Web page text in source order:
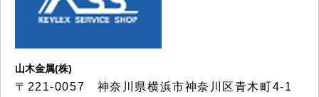
山木金属(株)
〒221-0057 神奈川県横浜市神奈川区青木町4-1